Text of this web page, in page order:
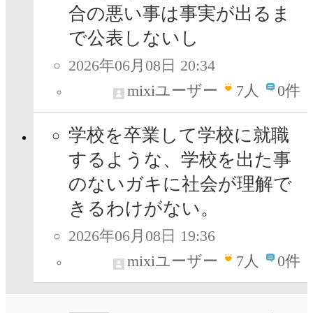
合の悪い事は事実が出るま
で公表しないし
2026年06月08日 20:34
mixiユーザー
7人 0件
学校を卒業して学校に就職
するような、学校を出た事
のないガキに社会が理解で
きるわけがない。
2026年06月08日 19:36
mixiユーザー
7人 0件